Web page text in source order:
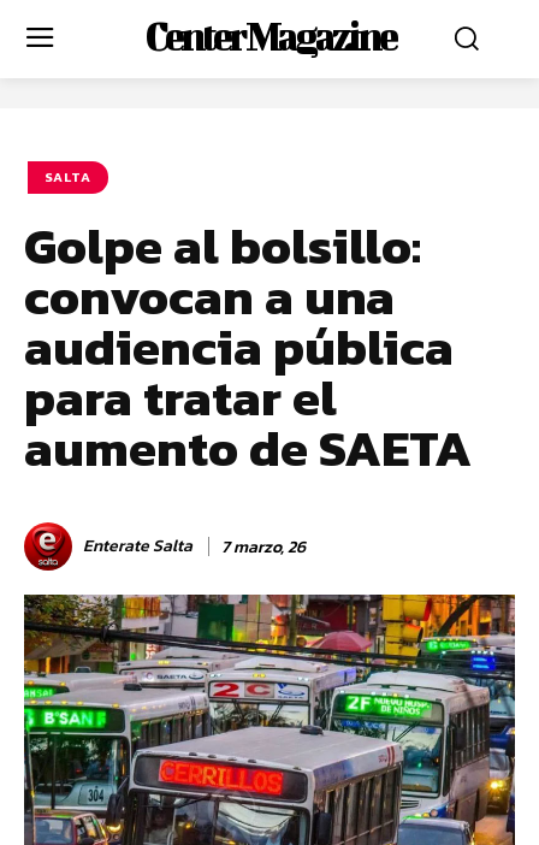
Center Magazine
SALTA
Golpe al bolsillo:
convocan a una
audiencia pública
para tratar el
aumento de SAETA
Enterate Salta 7 marzo, 26